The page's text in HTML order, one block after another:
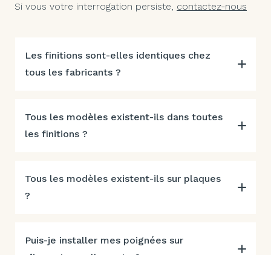
Si vous votre interrogation persiste, contactez-nous
Les finitions sont-elles identiques chez
tous les fabricants ?
Tous les modèles existent-ils dans toutes
les finitions ?
Tous les modèles existent-ils sur plaques
?
Puis-je installer mes poignées sur